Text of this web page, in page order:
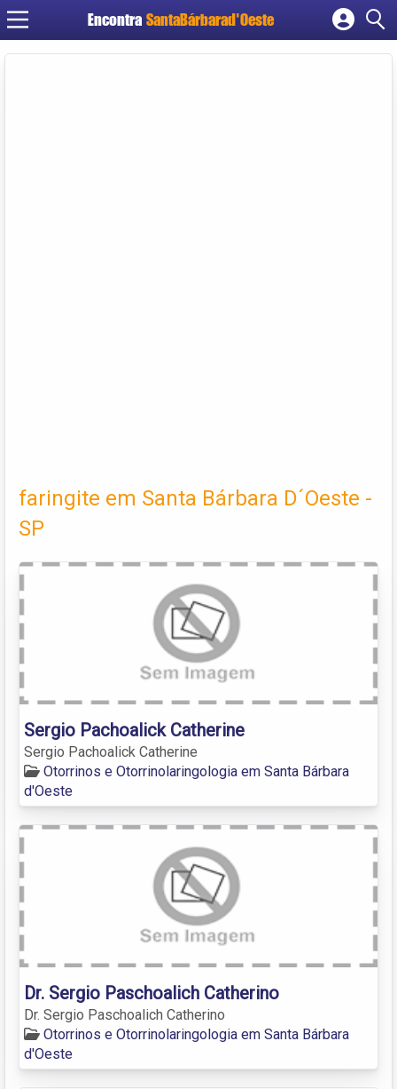
Encontra SantaBárbarad'Oeste
Cadastrar empresa
faringite em Santa Bárbara D´Oeste -
SP
Sergio Pachoalick Catherine
Sergio Pachoalick Catherine
Otorrinos e Otorrinolaringologia em Santa Bárbara
d'Oeste
Dr. Sergio Paschoalich Catherino
Dr. Sergio Paschoalich Catherino
Otorrinos e Otorrinolaringologia em Santa Bárbara
d'Oeste